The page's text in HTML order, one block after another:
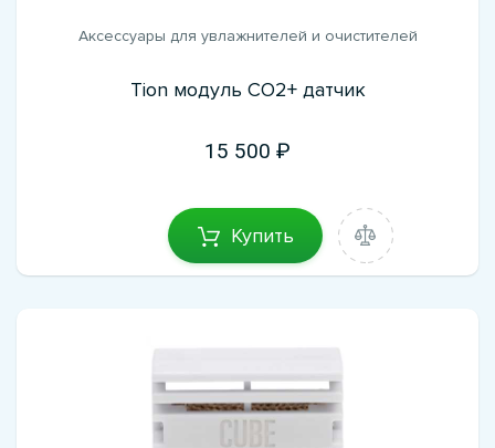
Аксессуары для увлажнителей и очистителей
Tion модуль CO2+ датчик
15 500
Купить